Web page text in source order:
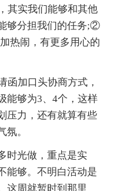
实我们能够和其他
够分担我们的任务;②
热闹，有更多用心的
加口头协商方式，
能够为3、4个，这样
压力，还有就算有些
氛。
光做，重点是实
能够。不明白活动是
这周就暂时到那里